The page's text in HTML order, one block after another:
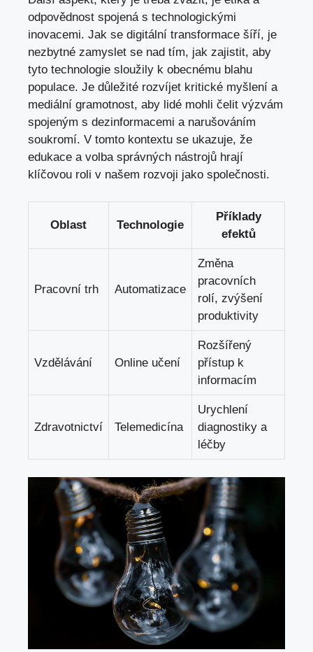
odpovědnost spojená s technologickými
inovacemi. Jak se digitální transformace šíří, je
nezbytné zamyslet se nad tím, jak zajistit, aby
tyto technologie sloužily k obecnému blahu
populace. Je důležité rozvíjet kritické myšlení a
mediální gramotnost, aby lidé mohli čelit výzvám
spojeným s dezinformacemi a narušováním
soukromí. V tomto kontextu se ukazuje, že
edukace a volba správných nástrojů hrají
klíčovou roli v našem rozvoji jako společnosti.
Oblast Technologie
Příklady
efektů
Pracovní trh Automatizace
Změna
pracovních
rolí, zvýšení
produktivity
Vzdělávání Online učení
Rozšířený
přístup k
informacím
Zdravotnictví Telemedicína
Urychlení
diagnostiky a
léčby